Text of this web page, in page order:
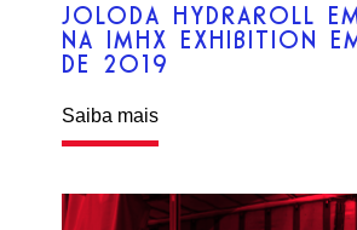
JOLODA HYDRAROLL
NA IMHX EXHIBITION
DE 2019
Saiba mais